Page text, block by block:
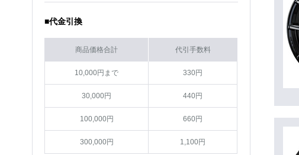
■代金引換
商品価格合計 代引手数料
10,000円まで 330円
30,000円 440円
100,000円 660円
300,000円 1,100円